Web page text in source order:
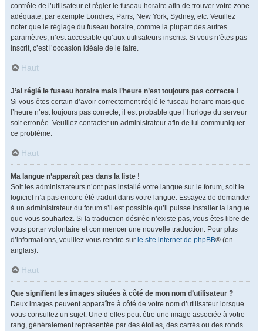
contrôle de l’utilisateur et régler le fuseau horaire afin de trouver votre zone
adéquate, par exemple Londres, Paris, New York, Sydney, etc. Veuillez
noter que le réglage du fuseau horaire, comme la plupart des autres
paramètres, n’est accessible qu’aux utilisateurs inscrits. Si vous n’êtes pas
inscrit, c’est l’occasion idéale de le faire.
Haut
J’ai réglé le fuseau horaire mais l’heure n’est toujours pas correcte !
Si vous êtes certain d’avoir correctement réglé le fuseau horaire mais que
l’heure n’est toujours pas correcte, il est probable que l’horloge du serveur
soit erronée. Veuillez contacter un administrateur afin de lui communiquer
ce problème.
Haut
Ma langue n’apparaît pas dans la liste !
Soit les administrateurs n’ont pas installé votre langue sur le forum, soit le
logiciel n’a pas encore été traduit dans votre langue. Essayez de demander
à un administrateur du forum s’il est possible qu’il puisse installer la langue
que vous souhaitez. Si la traduction désirée n’existe pas, vous êtes libre de
vous porter volontaire et commencer une nouvelle traduction. Pour plus
d’informations, veuillez vous rendre sur le site internet de phpBB® (en
anglais).
Haut
Que signifient les images situées à côté de mon nom d’utilisateur ?
Deux images peuvent apparaître à côté de votre nom d’utilisateur lorsque
vous consultez un sujet. Une d’elles peut être une image associée à votre
rang, généralement représentée par des étoiles, des carrés ou des ronds.